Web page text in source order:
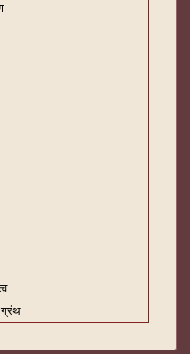
ग्रंथ